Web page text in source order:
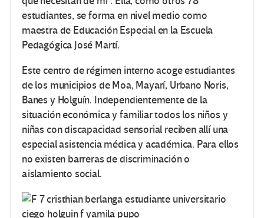
estudiantes, se forma en nivel medio como
maestra de Educación Especial en la Escuela
Pedagógica José Martí.
Este centro de régimen interno acoge estudiantes
de los municipios de Moa, Mayarí, Urbano Noris,
Banes y Holguín. Independientemente de la
situación económica y familiar todos los niños y
niñas con discapacidad sensorial reciben allí una
especial asistencia médica y académica. Para ellos
no existen barreras de discriminación o
aislamiento social.